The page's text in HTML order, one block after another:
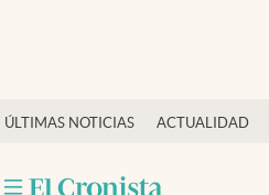
ÚLTIMAS NOTICIAS ACTUALIDAD
Actualidad